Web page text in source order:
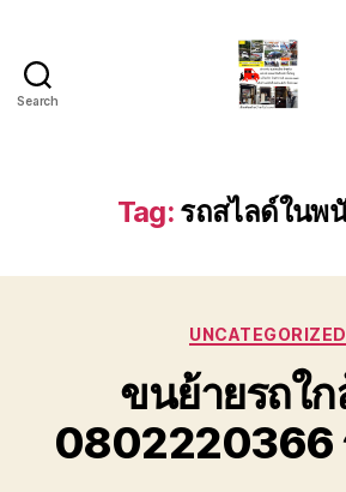
Search
สไลด์
ใน
หัวหิน
ชั่วโมง
โทร
Tag: รถสไลด์ในพ
UNCATEGORIZED
ขนย้ายรถใ
0802220366